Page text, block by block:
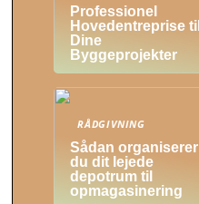
Professionel
Hovedentreprise til
Dine
Byggeprojekter
RÅDGIVNING
Sådan organiserer
du dit lejede
depotrum til
opmagasinering